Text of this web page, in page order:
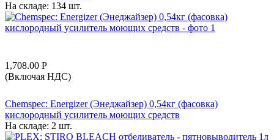
На складе: 134 шт.
1,708.00 Р
(Включая НДС)
Chemspec: Energizer (Энеджайзер) 0,54кг (фасовка)
кислородный усилитель моющих средств
На складе: 2 шт.